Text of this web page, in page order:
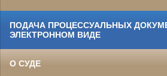
ПОДАЧА ПРОЦЕССУАЛЬНЫХ
ЭЛЕКТРОННОМ ВИДЕ
О СУДЕ